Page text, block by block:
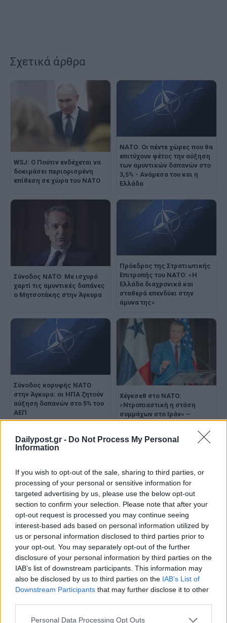
Dailypost.gr - Do Not Process My Personal
Information
If you wish to opt-out of the sale, sharing to third parties, or
processing of your personal or sensitive information for
targeted advertising by us, please use the below opt-out
section to confirm your selection. Please note that after your
opt-out request is processed you may continue seeing
interest-based ads based on personal information utilized by
us or personal information disclosed to third parties prior to
your opt-out. You may separately opt-out of the further
disclosure of your personal information by third parties on the
IAB’s list of downstream participants. This information may
also be disclosed by us to third parties on the IAB’s List of
Downstream Participants that may further disclose it to other
Personal Data Processing Opt Outs
Σχετικά άρθρα
WSJ: Ο Πούτιν ενδέχεται να
δοκιμάσει περιορισμένη
επίθεση σε χώρα του ΝΑΤΟ
ΝΑΤΟ: Οι πέντε χώρες που θα
επιτύχουν φέτος την αύξηση
των αμυντικών δαπανών στο
3,5% - Ανάμεσα του και η
Ελλάδα
Σύνοδος ΝΑΤΟ: Με ισχυρό
χαρτί τις αμυντικές δαπάνες
ο Μητσοτάκης στην Άγκυρα
Πρόεδρος της Στρατιωτικής
Επιτροπής του ΝΑΤΟ: «Η
Ελλάδα διαχρονικά και
σταθερά επενδύει στην
άμυνα της»
Σύνοδος κορυφής ΝΑΤΟ
στην Άγκυρα: οι ΗΠΑ ζητούν
αύξηση δαπανών στο 5% του
ΑΕΠ
Χέγκσεθ στο ΝΑΤΟ:
«Ντροπιαστική η στάση
συμμάχων στο Ιράν» –
Προαναγγέλλει μείωση
αμερικανικής παρουσίας
στην Ευρώπη
Σύνοδος Κορυφής ΕΕ:
Ουκρανία, Ιράν και
προϋπολογισμός 2 τρισ.
ευρώ στο τραπέζι των «27»
Economist: Γιατί η Τουρκία
στρέφεται προς το ΝΑΤΟ - Ο
ρόλος της στην Ευρώπη